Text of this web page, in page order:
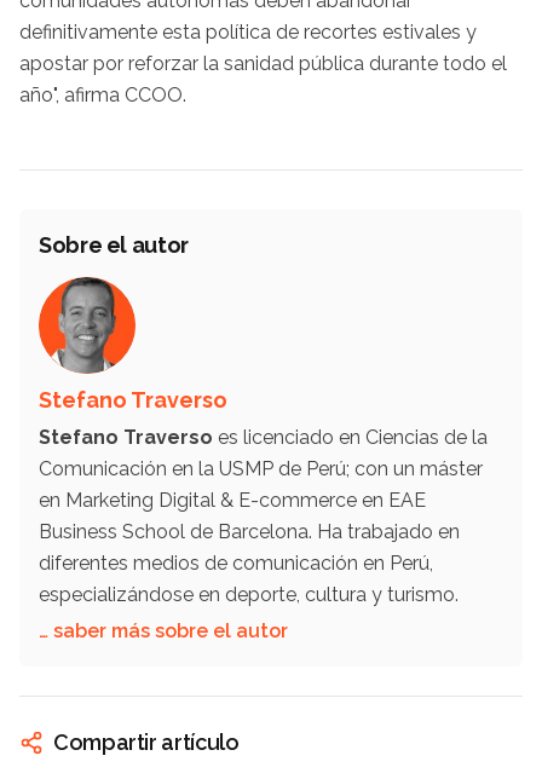
definitivamente esta política de recortes estivales y
apostar por reforzar la sanidad pública durante todo el
año", afirma CCOO.
Sobre el autor
Stefano Traverso
Stefano Traverso es licenciado en Ciencias de la
Comunicación en la USMP de Perú; con un máster
en Marketing Digital & E-commerce en EAE
Business School de Barcelona. Ha trabajado en
diferentes medios de comunicación en Perú,
especializándose en deporte, cultura y turismo.
… saber más sobre el autor
Compartir artículo